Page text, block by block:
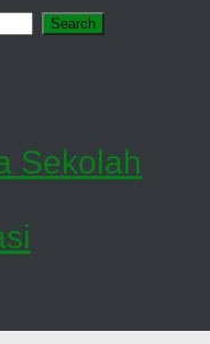
Sekolah